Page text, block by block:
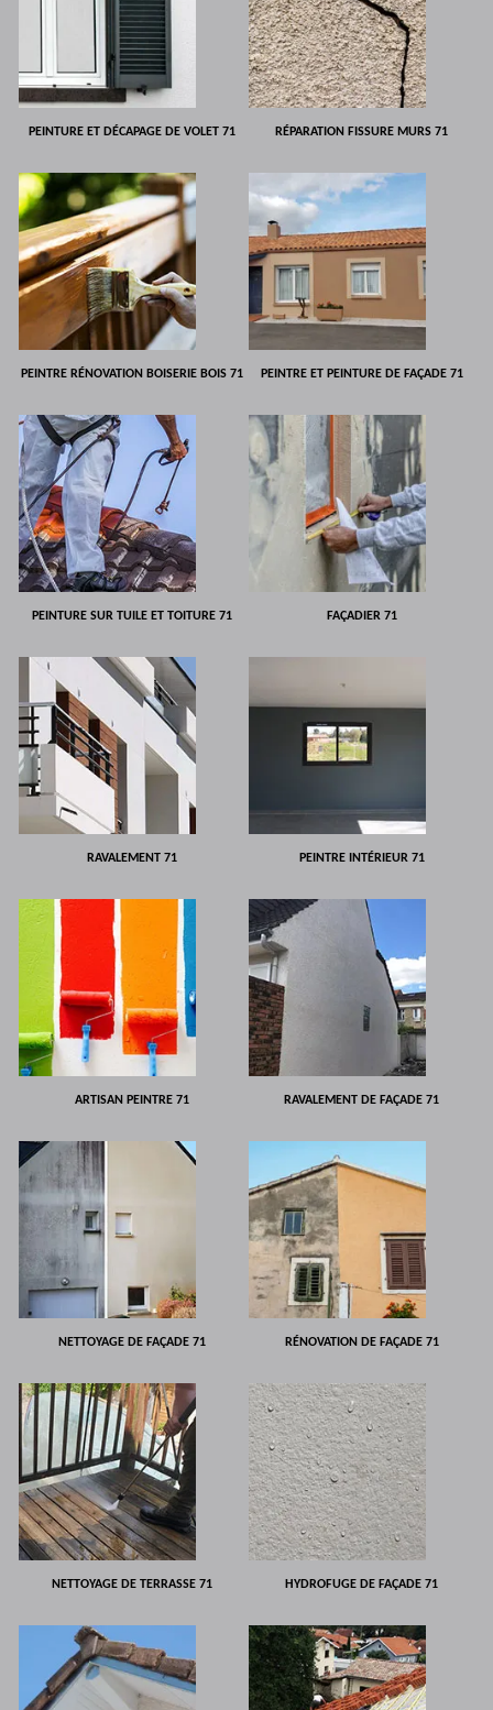
PEINTURE ET DÉCAPAGE DE VOLET 71 RÉPARATION FISSURE MURS 71
PEINTRE RÉNOVATION BOISERIE BOIS 71 PEINTRE ET PEINTURE DE FAÇADE 71
PEINTURE SUR TUILE ET TOITURE 71 FAÇADIER 71
RAVALEMENT 71 PEINTRE INTÉRIEUR 71
ARTISAN PEINTRE 71 RAVALEMENT DE FAÇADE 71
NETTOYAGE DE FAÇADE 71 RÉNOVATION DE FAÇADE 71
NETTOYAGE DE TERRASSE 71 HYDROFUGE DE FAÇADE 71